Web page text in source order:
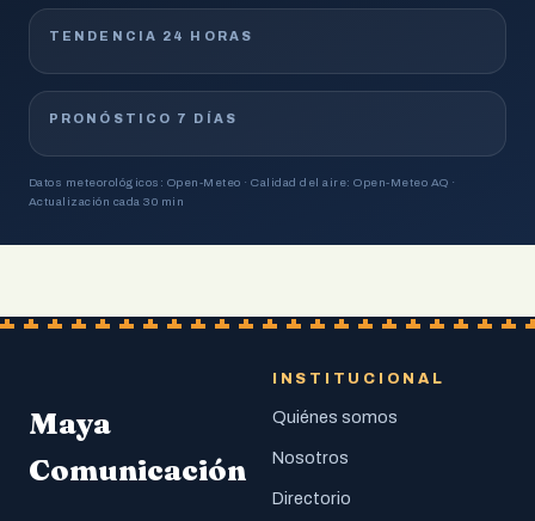
TENDENCIA 24 HORAS
PRONÓSTICO 7 DÍAS
Datos meteorológicos: Open-Meteo · Calidad del aire: Open-Meteo AQ ·
Actualización cada 30 min
Maya
Comunicación
INSTITUCIONAL
Quiénes somos
Nosotros
Directorio